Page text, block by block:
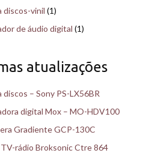
discos-vinil (1)
de áudio digital (1)
atualizações
discos – Sony PS-LX56BR
digital Mox – MO-HDV100
Gradiente GCP-130C
rádio Broksonic Ctre 864